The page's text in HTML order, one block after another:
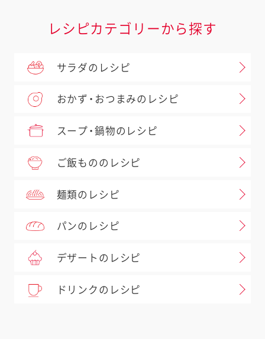
レシピカテゴリーから探す
サラダのレシピ
おかず・おつまみのレシピ
スープ・鍋物のレシピ
ご飯もののレシピ
麺類のレシピ
パンのレシピ
デザートのレシピ
ドリンクのレシピ